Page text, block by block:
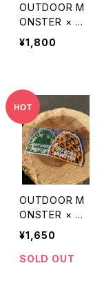
OUTDOOR M
ONSTER × W
OODS オリジナ
ルデザイン転写
¥1,800
OUTDOOR M
ONSTER × W
OODS オリジナ
ルワッペン
¥1,650
SOLD OUT